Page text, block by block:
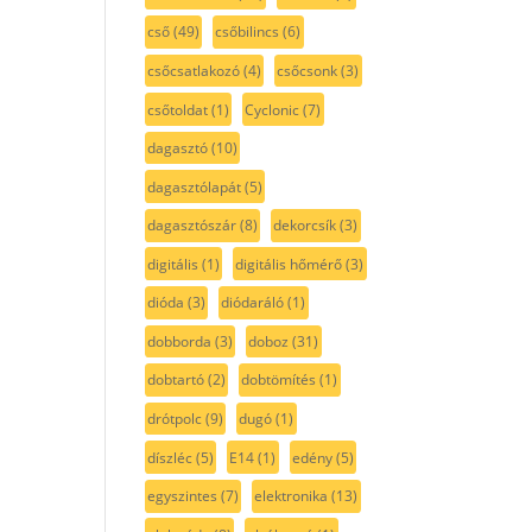
cső(49) csőbilincs (6)
csőcsatlakozó(4) csőcsonk(3)
csőtoldat(1) Cyclonic(7)
dagasztó(10)
dagasztólapát(5)
dagasztószár(8) dekorcsík(3)
digitális (1) digitális hőmérő(3)
dióda (3) diódaráló(1)
dobborda (3) doboz (31)
dobtartó(2) dobtömítés (1)
drótpolc(9) dugó(1)
díszléc(5) E14(1) edény(5)
egyszintes (7) elektronika (13)